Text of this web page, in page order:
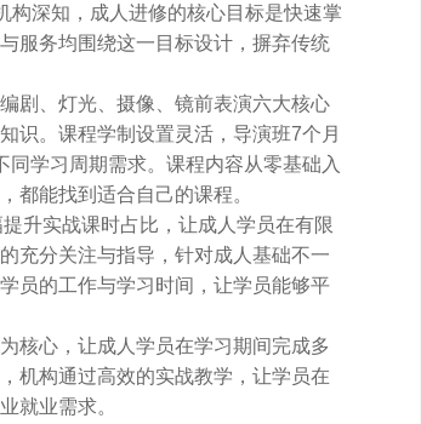
构深知，成人进修的核心目标是快速掌
服务均围绕这一目标设计，摒弃传统
剧、灯光、摄像、镜前表演六大核心
识。课程学制设置灵活，导演班7个月
学习周期需求。课程内容从零基础入
都能找到适合自己的课程。
升实战课时占比，让成人学员在有限
充分关注与指导，针对成人基础不一
员的工作与学习时间，让学员能够平
核心，让成人学员在学习期间完成多
机构通过高效的实战教学，让学员在
就业需求。